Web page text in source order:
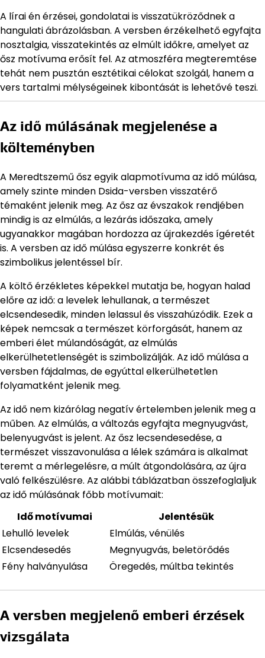
A lírai én érzései, gondolatai is visszatükröződnek a
hangulati ábrázolásban. A versben érzékelhető egyfajta
nosztalgia, visszatekintés az elmúlt időkre, amelyet az
ősz motívuma erősít fel. Az atmoszféra megteremtése
tehát nem pusztán esztétikai célokat szolgál, hanem a
vers tartalmi mélységeinek kibontását is lehetővé teszi.
Az idő múlásának megjelenése a
költeményben
A Meredtszemű ősz egyik alapmotívuma az idő múlása,
amely szinte minden Dsida-versben visszatérő
témaként jelenik meg. Az ősz az évszakok rendjében
mindig is az elmúlás, a lezárás időszaka, amely
ugyanakkor magában hordozza az újrakezdés ígéretét
is. A versben az idő múlása egyszerre konkrét és
szimbolikus jelentéssel bír.
A költő érzékletes képekkel mutatja be, hogyan halad
előre az idő: a levelek lehullanak, a természet
elcsendesedik, minden lelassul és visszahúzódik. Ezek a
képek nemcsak a természet körforgását, hanem az
emberi élet múlandóságát, az elmúlás
elkerülhetetlenségét is szimbolizálják. Az idő múlása a
versben fájdalmas, de egyúttal elkerülhetetlen
folyamatként jelenik meg.
Az idő nem kizárólag negatív értelemben jelenik meg a
műben. Az elmúlás, a változás egyfajta megnyugvást,
belenyugvást is jelent. Az ősz lecsendesedése, a
természet visszavonulása a lélek számára is alkalmat
teremt a mérlegelésre, a múlt átgondolására, az újra
való felkészülésre. Az alábbi táblázatban összefoglaljuk
az idő múlásának főbb motívumait:
Idő motívumai
Jelentésük
Lehulló levelek
Elmúlás, vénülés
Elcsendesedés
Megnyugvás, beletörődés
Fény halványulása
Öregedés, múltba tekintés
A versben megjelenő emberi érzések
vizsgálata